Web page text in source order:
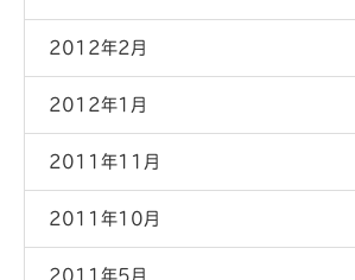
2012年2月
2012年1月
2011年11月
2011年10月
2011年5月